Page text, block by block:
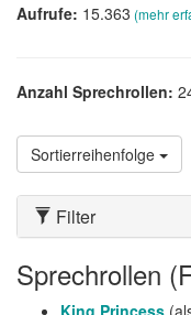
Aufrufe: 15.363 (mehr
Anzahl Sprechrollen:
Sortierreihenfolge
Filter
Sprechrollen
King Princess